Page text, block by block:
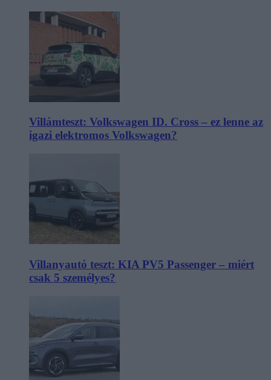
Villámteszt: Volkswagen ID. Cross – ez lenne az
igazi elektromos Volkswagen?
Villanyautó teszt: KIA PV5 Passenger – miért
csak 5 személyes?